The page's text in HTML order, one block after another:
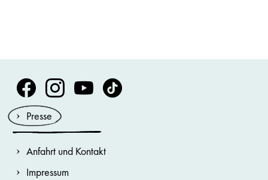
Volksoper Facebook
Volksoper Instagram
Volksoper Youtube
Volksoper TikTok
Presse
Anfahrt und Kontakt
Impressum